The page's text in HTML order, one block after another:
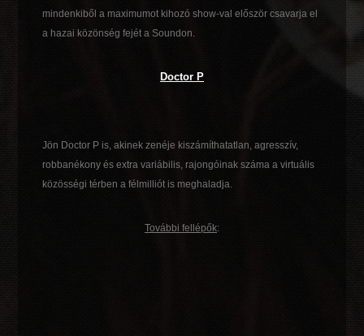
mindenkiből a maximumot kihozó show-val először csavarja el
a hazai közönség fejét a Soundon.
Doctor P
Jön Doctor P is, akinek zenéje kiszámíthatatlan, agresszív,
robbanékony és extra variábilis, rajongóinak száma a virtuális
közösségi térben a félmilliót is meghaladja.
További fellépők: